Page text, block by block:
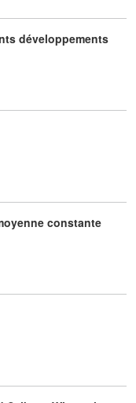
développements
constante